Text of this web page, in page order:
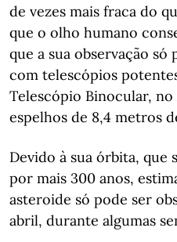
de vezes mais fraca do
que o olho humano
que a sua observação
com telescópios
Telescópio Binocular,
espelhos de 8,4 metros
Devido à sua órbita, que
por mais 300 anos,
asteroide só pode ser
abril, durante algumas